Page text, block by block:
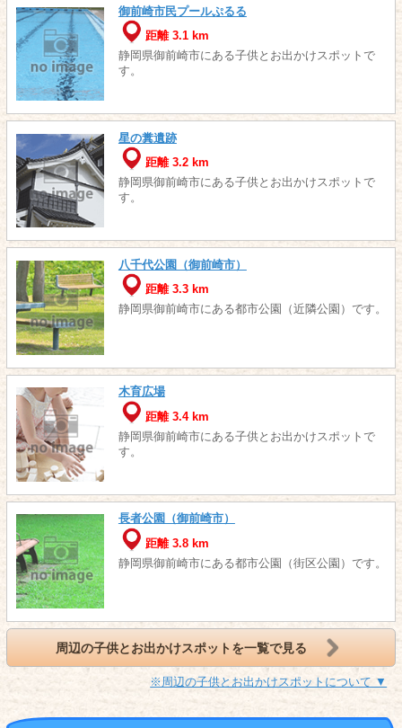
御前崎市民プールぷるる
距離 3.1 km
静岡県御前崎市にある子供とお出かけスポットで
す。
星の糞遺跡
距離 3.2 km
静岡県御前崎市にある子供とお出かけスポットで
す。
八千代公園（御前崎市）
距離 3.3 km
静岡県御前崎市にある都市公園（近隣公園）です。
木育広場
距離 3.4 km
静岡県御前崎市にある子供とお出かけスポットで
す。
長者公園（御前崎市）
距離 3.8 km
静岡県御前崎市にある都市公園（街区公園）です。
周辺の子供とお出かけスポットを一覧で見る
※周辺の子供とお出かけスポットについて ▼